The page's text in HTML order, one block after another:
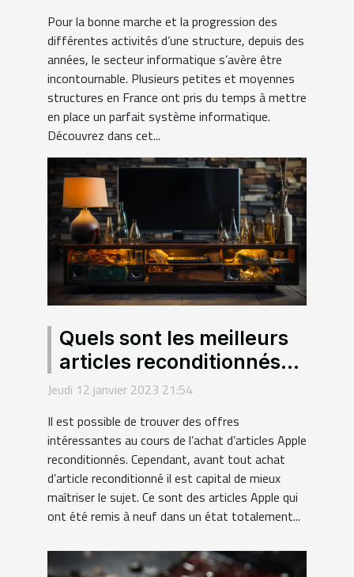
Pour la bonne marche et la progression des
différentes activités d’une structure, depuis des
années, le secteur informatique s’avère être
incontournable. Plusieurs petites et moyennes
structures en France ont pris du temps à mettre
en place un parfait système informatique.
Découvrez dans cet...
Quels sont les meilleurs
articles reconditionnés
en 2023 ?
Jeudi 12 janvier 2023 21:54
Il est possible de trouver des offres
intéressantes au cours de l’achat d’articles Apple
reconditionnés. Cependant, avant tout achat
d’article reconditionné il est capital de mieux
maîtriser le sujet. Ce sont des articles Apple qui
ont été remis à neuf dans un état totalement...